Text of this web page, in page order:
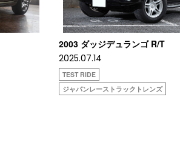
2003 ダッジデュランゴ R/T
2025.07.14
TEST RIDE
ジャパンレーストラックトレンズ